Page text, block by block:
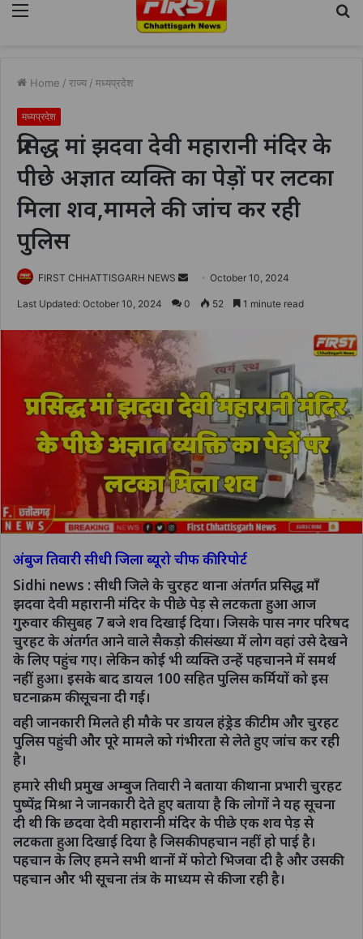
Menu
Home / राज्य / मध्यप्रदेश
मध्यप्रदेश
प्रसिद्ध मां झदवा देवी महारानी मंदिर के
पीछे अज्ञात व्यक्ति का पेड़ों पर लटका
मिला शव,मामले की जांच कर रही
पुलिस
FIRST CHHATTISGARH NEWS
SendOctober 10, 2024
Last Updated: October 10, 2024 0 52 1 minute read
अंबुज तिवारी सीधी जिला ब्यूरो चीफ की रिपोर्ट
Sidhi news : सीधी जिले के चुरहट थाना अंतर्गत प्रसिद्ध माँ
झदवा देवी महारानी मंदिर के पीछे पेड़ से लटकता हुआ आज
गुरुवार की सुबह 7 बजे शव दिखाई दिया। जिसके पास नगर परिषद
चुरहट के अंतर्गत आने वाले सैकड़ो की संख्या में लोग वहां उसे देखने
के लिए पहुंच गए। लेकिन कोई भी व्यक्ति उन्हें पहचानने में समर्थ
नहीं हुआ। इसके बाद डायल 100 सहित पुलिस कर्मियों को इस
घटनाक्रम की सूचना दी गई।
वही जानकारी मिलते ही मौके पर डायल हंड्रेड की टीम और चुरहट
पुलिस पहुंची और पूरे मामले को गंभीरता से लेते हुए जांच कर रही
है।
हमारे सीधी प्रमुख अम्बुज तिवारी ने बताया की थाना प्रभारी चुरहट
पुष्पेंद्र मिश्रा ने जानकारी देते हुए बताया है कि लोगों ने यह सूचना
दी थी कि छदवा देवी महारानी मंदिर के पीछे एक शव पेड़ से
लटकता हुआ दिखाई दिया है जिसकी पहचान नहीं हो पाई है।
पहचान के लिए हमने सभी थानों में फोटो भिजवा दी है और उसकी
पहचान और भी सूचना तंत्र के माध्यम से की जा रही है।